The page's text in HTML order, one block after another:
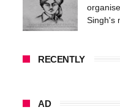
Singh's
RECENTLY
AD